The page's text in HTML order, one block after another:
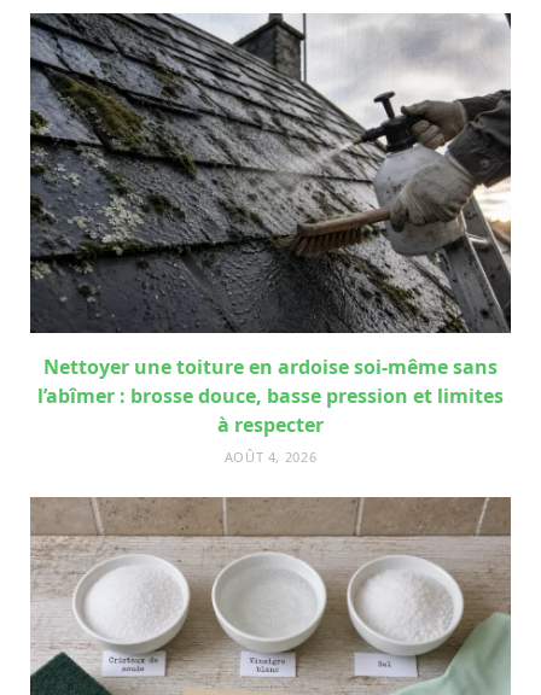
Nettoyer une toiture en ardoise soi-même sans
l’abîmer : brosse douce, basse pression et limites
à respecter
AOÛT 4, 2026